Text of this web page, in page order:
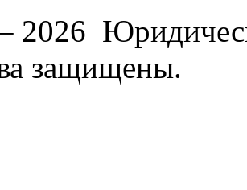
2026
защищены.